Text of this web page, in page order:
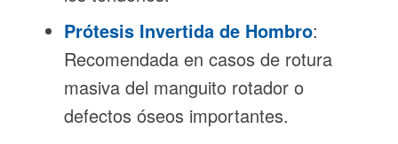
Prótesis Invertida de Hombro:
Recomendada en casos de rotura
masiva del manguito rotador o
defectos óseos importantes.